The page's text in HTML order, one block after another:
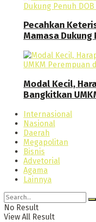
Pecahkan
Mamasa Dukung
Modal Kecil,
Bangkitkan
Internasional
Nasional
Daerah
Megapolitan
Bisnis
Advetorial
Agama
Lainnya
No Result
View All Result